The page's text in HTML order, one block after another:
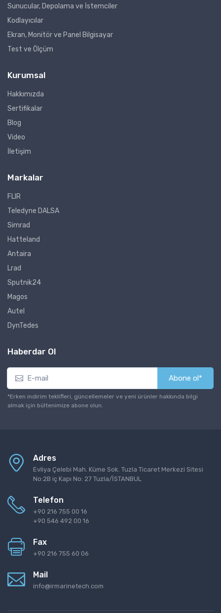
Sunucular, Depolama ve İstemciler
Kodlayıcılar
Ekran, Monitör ve Panel Bilgisayar
Test ve Ölçüm
Kurumsal
Hakkımızda
Sertifikalar
Blog
Video
İletişim
Markalar
FLIR
Teledyne DALSA
Simrad
Hatteland
Antaira
Lrad
Sputnik24
Magos
Autel
DynTedes
Haberdar Ol
Abone ol*
*Erken indirim teklifleri, güncellemeler ve yeni ürünler hakkında bilgi
almak için bültenimize abone olun.
Adres
Evliya Çelebi Mah. Küme Sok. Tuzla Ticaret Merkezi Sitesi
No:2B iç Kapı No: 27 Tuzla/İSTANBUL
Telefon
+90 216 755 00 16
+90 546 492 00 16
Fax
+90 216 755 60 06
Mail
info@irmarinetech.com